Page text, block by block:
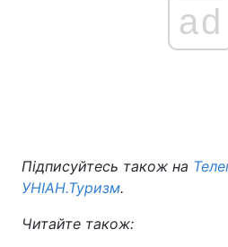
ad
Підписуйтесь також на
УНІАН.Туризм.
Читайте також: